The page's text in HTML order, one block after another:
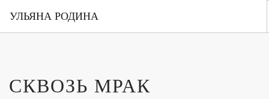
УЛЬЯНА РОДИНА
ПОРТФОЛИО
СКВОЗЬ МРАК